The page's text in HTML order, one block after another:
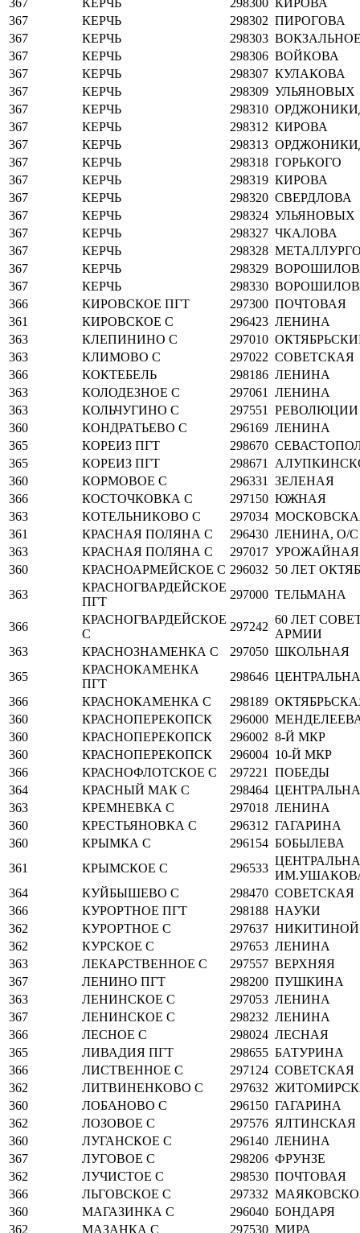
367
КЕРЧЬ 298302 ПИРОГОВА
367
КЕРЧЬ 298303
367
КЕРЧЬ 298306 ВОЙКОВА
367
КЕРЧЬ 298307 КУЛАКОВА
367
КЕРЧЬ 298309 УЛЬЯНОВЫХ
367
КЕРЧЬ 298310
367
КЕРЧЬ 298312 КИРОВА
367
КЕРЧЬ 298313
367
КЕРЧЬ 298318 ГОРЬКОГО
367
КЕРЧЬ 298319 КИРОВА
367
КЕРЧЬ 298320 СВЕРДЛОВА
367
КЕРЧЬ 298324 УЛЬЯНОВЫХ
367
КЕРЧЬ 298327 ЧКАЛОВА
367
КЕРЧЬ 298328
367
КЕРЧЬ 298329
367
КЕРЧЬ 298330
366
КИРОВСКОЕ ПГТ 297300 ПОЧТОВАЯ
361
КИРОВСКОЕ С 296423 ЛЕНИНА
363
КЛЕПИНИНО С 297010
363
КЛИМОВО С 297022 СОВЕТСКАЯ
366
КОКТЕБЕЛЬ 298186 ЛЕНИНА
363
КОЛОДЕЗНОЕ С 297061
ЛЕНИНА
363
КОЛЬЧУГИНО С 297551
РЕВОЛЮЦИИ
360
КОНДРАТЬЕВО С 296169 ЛЕНИНА
365
КОРЕИЗ ПГТ 298670
365
КОРЕИЗ ПГТ 298671
360
КОРМОВОЕ С 296331
ЗЕЛЕНАЯ
366
КОСТОЧКОВКА С 297150 ЮЖНАЯ
363
КОТЕЛЬНИКОВО С 297034
361
КРАСНАЯ ПОЛЯНА С 296430 ЛЕНИНА, О/С
363
КРАСНАЯ ПОЛЯНА С 297017 УРОЖАЙНАЯ
360
КРАСНОАРМЕЙСКОЕ С 296032 50 ЛЕТ
363
КРАСНОГВАРДЕЙСКОЕ
ПГТ
297000 ТЕЛЬМАНА
366
КРАСНОГВАРДЕЙСКОЕ
С
297242
60 ЛЕТ
АРМИИ
363
КРАСНОЗНАМЕНКА С 297050 ШКОЛЬНАЯ
365
КРАСНОКАМЕНКА
ПГТ
298646
366
КРАСНОКАМЕНКА С 298189
360
КРАСНОПЕРЕКОПСК 296000
360
КРАСНОПЕРЕКОПСК 296002 8-Й МКР
360
КРАСНОПЕРЕКОПСК 296004 10-Й МКР
366
КРАСНОФЛОТСКОЕ С 297221
ПОБЕДЫ
364
КРАСНЫЙ МАК С 298464
363
КРЕМНЕВКА С 297018 ЛЕНИНА
360
КРЕСТЬЯНОВКА С 296312 ГАГАРИНА
360
КРЫМКА С 296154 БОБЫЛЕВА
361
КРЫМСКОЕ С 296533
364
КУЙБЫШЕВО С 298470 СОВЕТСКАЯ
366
КУРОРТНОЕ ПГТ 298188 НАУКИ
362
КУРОРТНОЕ С 297637 НИКИТИНОЙ
362
КУРСКОЕ С 297653 ЛЕНИНА
363
ЛЕКАРСТВЕННОЕ С 297557 ВЕРХНЯЯ
367
ЛЕНИНО ПГТ 298200 ПУШКИНА
363
ЛЕНИНСКОЕ С 297053 ЛЕНИНА
367
ЛЕНИНСКОЕ С 298232 ЛЕНИНА
366
ЛЕСНОЕ С 298024 ЛЕСНАЯ
365
ЛИВАДИЯ ПГТ 298655 БАТУРИНА
366
ЛИСТВЕННОЕ С 297124 СОВЕТСКАЯ
362
ЛИТВИНЕНКОВО С 297632
360
ЛОБАНОВО С 296150 ГАГАРИНА
362
ЛОЗОВОЕ С 297576 ЯЛТИНСКАЯ
360
ЛУГАНСКОЕ С 296140 ЛЕНИНА
367
ЛУГОВОЕ С 298206 ФРУНЗЕ
362
ЛУЧИСТОЕ С 298530 ПОЧТОВАЯ
366
ЛЬГОВСКОЕ С 297332
360
МАГАЗИНКА С 296040 БОНДАРЯ
362
МАЗАНКА С 297530 МИРА